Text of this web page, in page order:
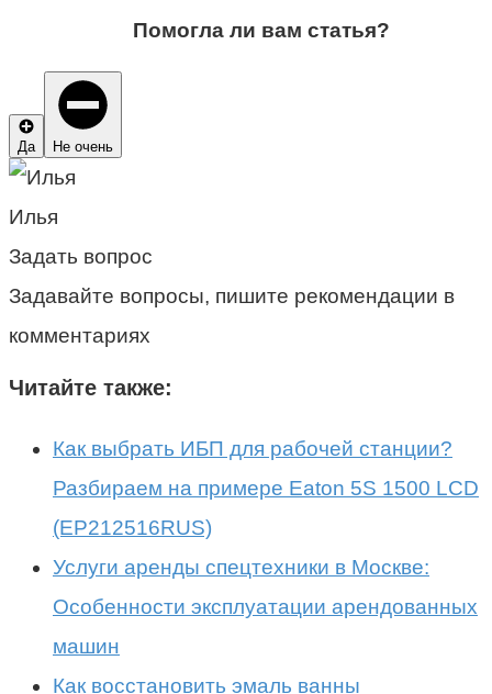
Помогла ли вам статья?
Да Не очень
Илья
Задать вопрос
Задавайте вопросы, пишите рекомендации в
комментариях
Читайте также:
Как выбрать ИБП для рабочей станции?
Разбираем на примере Eaton 5S 1500 LCD
(EP212516RUS)
Услуги аренды спецтехники в Москве:
Особенности эксплуатации арендованных
машин
Как восстановить эмаль ванны